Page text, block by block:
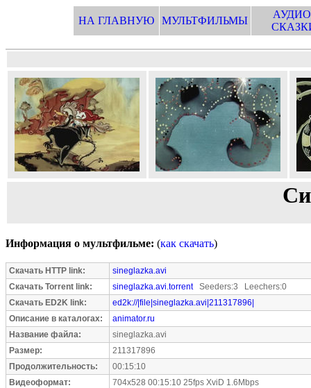
НА ГЛАВНУЮ МУЛЬТФИЛЬМЫ
Информация о мультфильме: (как скачать)
Скачать HTTP link:
sineglazka.avi
Скачать Torrent link:
sineglazka.avi.torrentSeeders:3 Leechers:0
Скачать ED2K link:
ed2k://|file|sineglazka.avi|211317896|
Описание в каталогах:
animator.ru
Название файла:
sineglazka.avi
Размер:
211317896
Продолжительность:
00:15:10
Видеоформат:
704x528 00:15:10 25fps XviD 1.6Mbps